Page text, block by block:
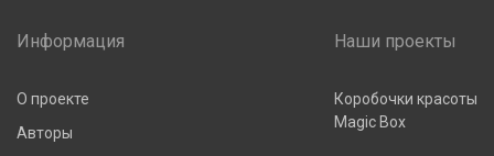
Информация
О проекте
Авторы
Наши проекты
Коробочки красоты
Magic Box